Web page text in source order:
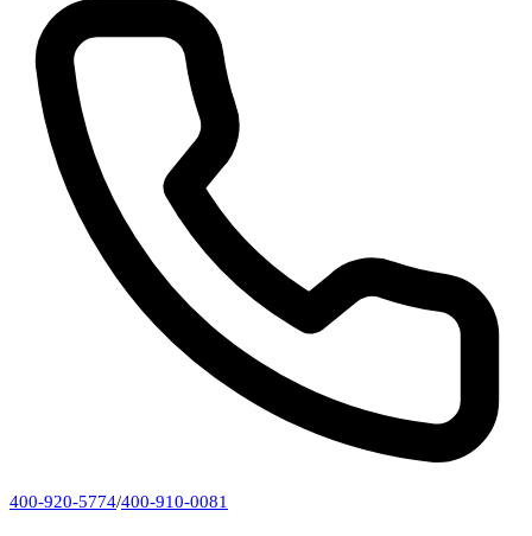
400-920-5774/400-910-0081